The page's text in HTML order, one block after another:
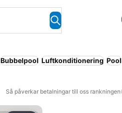
Bubbelpool Luftkonditionering Pool
Så påverkar betalningar till oss rankningen